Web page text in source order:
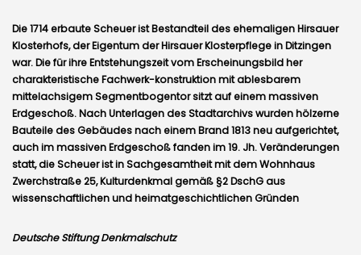
Die 1714 erbaute Scheuer ist Bestandteil des ehemaligen Hirsauer
Klosterhofs, der Eigentum der Hirsauer Klosterpflege in Ditzingen
war. Die für ihre Entstehungszeit vom Erscheinungsbild her
charakteristische Fachwerk-konstruktion mit ablesbarem
mittelachsigem Segmentbogentor sitzt auf einem massiven
Erdgeschoß. Nach Unterlagen des Stadtarchivs wurden hölzerne
Bauteile des Gebäudes nach einem Brand 1813 neu aufgerichtet,
auch im massiven Erdgeschoß fanden im 19. Jh. Veränderungen
statt, die Scheuer ist in Sachgesamtheit mit dem Wohnhaus
Zwerchstraße 25, Kulturdenkmal gemäß §2 DschG aus
wissenschaftlichen und heimatgeschichtlichen Gründen
Deutsche Stiftung Denkmalschutz